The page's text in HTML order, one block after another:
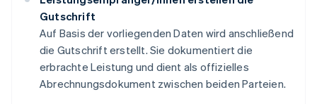
Gutschrift
Auf Basis der vorliegenden Daten wird anschließend
die Gutschrift erstellt. Sie dokumentiert die
erbrachte Leistung und dient als offizielles
Abrechnungsdokument zwischen beiden Parteien.